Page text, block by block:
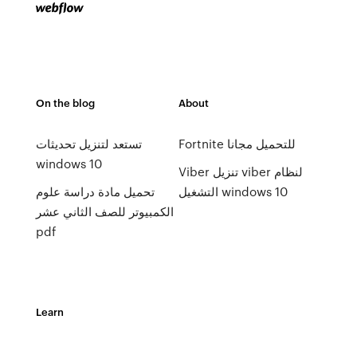
On the blog
تستعد لتنزيل تحديثات
windows 10
تحميل مادة دراسة علوم
الكمبيوتر للصف الثاني عشر
pdf
About
Fortnite للتحميل مجانا
Viber تنزيل viber لنظام
التشغيل windows 10
Learn